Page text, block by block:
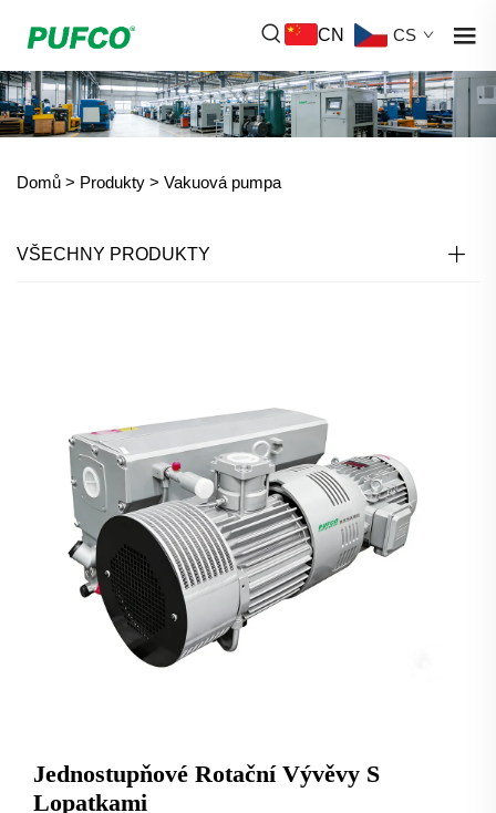
CN CS
Domů > Produkty > Vakuová pumpa
VŠECHNY PRODUKTY
Jednostupňové Rotační Vývěvy S
Lopatkami